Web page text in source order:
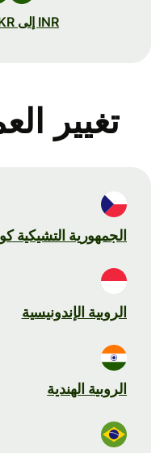
INR إلى PKR
تغيير
الجمهورية التشيكية
الروبية الإندونيسية
الروبية الهندية